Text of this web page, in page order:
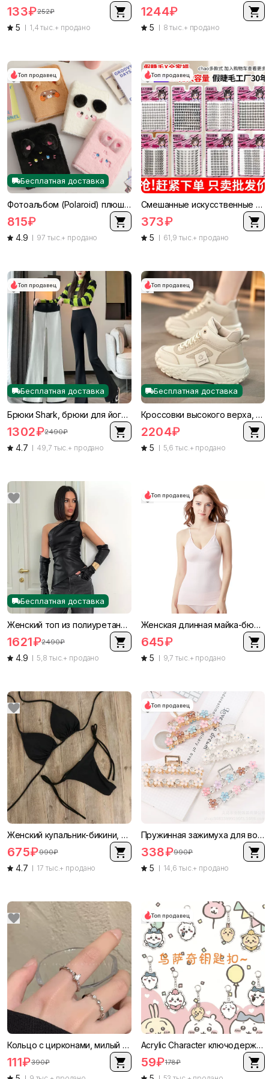
5 1,4 тыс.+ продано
133₽252₽
5 8 тыс.+ продано
1244₽
Топ продавец
Бесплатная доставка
Фотоальбом (Polaroid) плюшевый для коллекционирования фотографий формата A5, милый чехол для мгновенных фото и карт
4.9 97 тыс.+ продано
815₽
Топ продавец
Смешанные искусственные пучки ресниц, набор большого объема многосценовый, наборы пучков 4–15 мм
5 61,9 тыс.+ продано
373₽
Топ продавец
Бесплатная доставка
Брюки Shark, брюки для йоги с высокой талией, осенние тёплые и повседневные стили, чёрные
4.7 49,7 тыс.+ продано
1302₽2490₽
Топ продавец
Бесплатная доставка
Кроссовки высокого верха, повседневная спортивная обувь, западный стиль, размеры 35–40, черный/белый/хаки
5 5,6 тыс.+ продано
2204₽
Бесплатная доставка
Женский топ из полиуретана, европейский стиль, асимметричный бочок без рукавов, искусственная кожа
4.9 5,8 тыс.+ продано
1621₽2490₽
Топ продавец
Женская длинная майка-бюстье с встроенными чашечками, резинка на талии и тонкие ремешки, V-образная спина
5 9,7 тыс.+ продано
645₽
Женский купальник-бикини, европейский стиль, регулируемая верхняя часть на шнуровке с чашечками, размеры S–XL
4.7 17 тыс.+ продано
675₽990₽
Топ продавец
Пружинная зажимуха для волос в европейском стиле с rhinestones и эмалевыми цветами, 11,5 см
5 14,6 тыс.+ продано
338₽990₽
Кольцо с цирконами, милый мини-дизайн набор — акценты сердце и бабочка, легковесное
111₽390₽
Топ продавец
Аcrylic Character ключодержатель (Gi Kaikawa) милые маленькие питомцы, подвеска для школьного рюкзака, 9 вариантов
59₽178₽